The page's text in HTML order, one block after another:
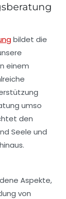
bildet die
einem
umso
den
Seele und
Aspekte,
von